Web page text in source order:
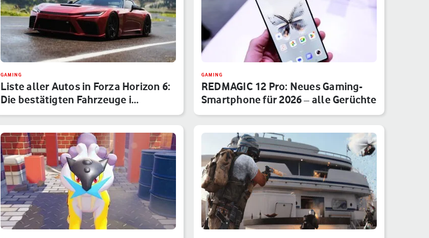
GAMING
Liste aller Autos in Forza Horizon 6:
Die bestätigten Fahrzeuge i…
GAMING
REDMAGIC 12 Pro: Neues Gaming-
Smartphone für 2026 – alle Gerüchte